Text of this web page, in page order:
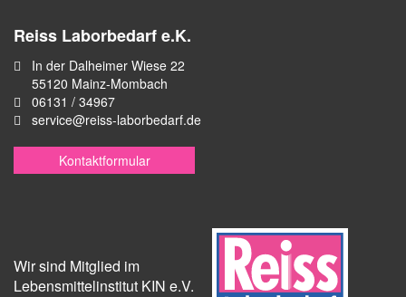
Reiss Laborbedarf e.K.
In der Dalheimer Wiese 22
55120 Mainz-Mombach
06131 / 34967
service@reiss-laborbedarf.de
Kontaktformular
Wir sind Mitglied im
Lebensmittelinstitut KIN e.V.